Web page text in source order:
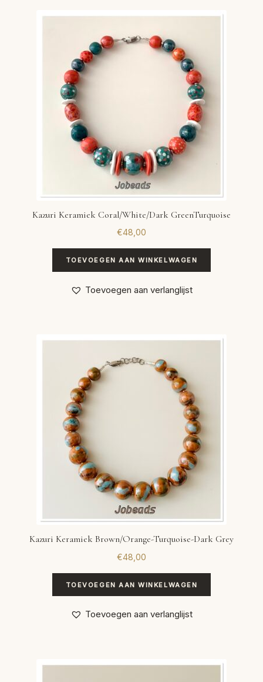
Kazuri Keramiek Coral/White/Dark GreenTurquoise
€48,00
TOEVOEGEN AAN WINKELWAGEN
Toevoegen aan verlanglijst
Kazuri Keramiek Brown/Orange-Turquoise-Dark Grey
€48,00
TOEVOEGEN AAN WINKELWAGEN
Toevoegen aan verlanglijst